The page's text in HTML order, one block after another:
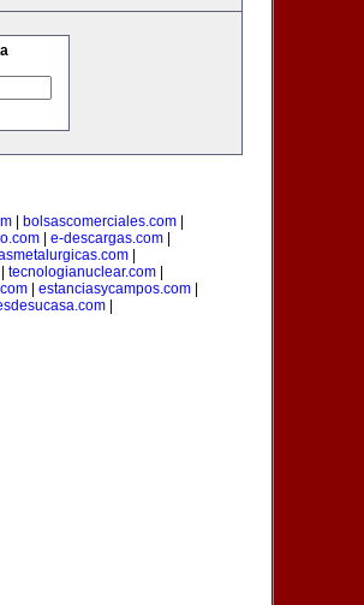
| bolsascomerciales.com|
e-descargas.com
tecnologianuclear.com
| estanciasycampos.com|
|